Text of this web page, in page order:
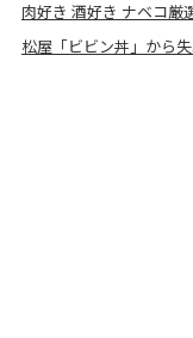
肉好き 酒好き ナベコ厳
松屋「ビビン丼」から